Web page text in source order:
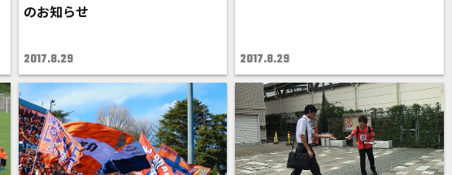
のお知らせ
2017.8.29 2017.8.29